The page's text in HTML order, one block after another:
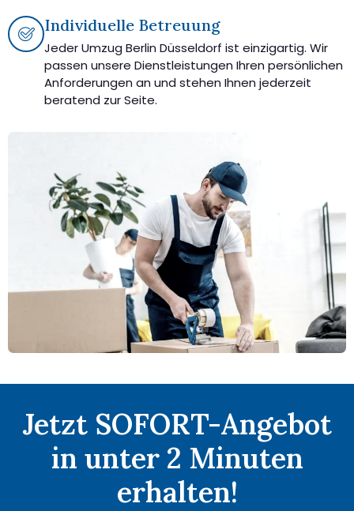
Individuelle Betreuung
Jeder Umzug Berlin Düsseldorf ist einzigartig. Wir
passen unsere Dienstleistungen Ihren persönlichen
Anforderungen an und stehen Ihnen jederzeit
beratend zur Seite.
Jetzt SOFORT-Angebot
in unter 2 Minuten
erhalten!